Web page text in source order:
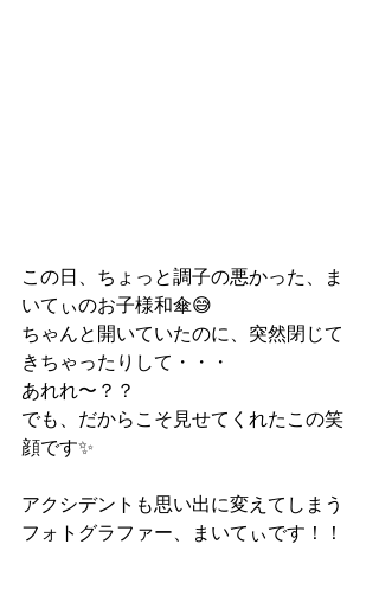
この日、ちょっと調子の悪かった、ま
いてぃのお子様和傘😅
ちゃんと開いていたのに、突然閉じて
きちゃったりして・・・
あれれ〜？？
でも、だからこそ見せてくれたこの笑
顔です✨
アクシデントも思い出に変えてしまう
フォトグラファー、まいてぃです！！